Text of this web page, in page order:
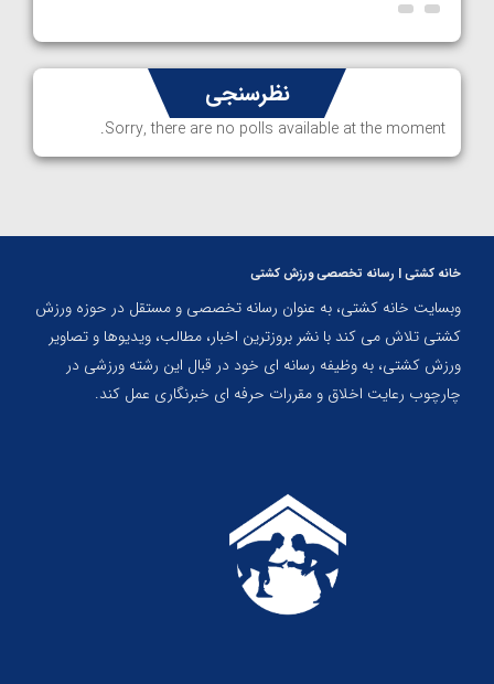
نظرسنجی
Sorry, there are no polls available at the moment.
خانه کشتی | رسانه تخصصی ورزش کشتی
وبسایت خانه کشتی، به عنوان رسانه تخصصی و مستقل در حوزه ورزش
کشتی تلاش می کند با نشر بروزترین اخبار، مطالب، ویدیوها و تصاویر
ورزش کشتی، به وظیفه رسانه ای خود در قبال این رشته ورزشی در
چارچوب رعایت اخلاق و مقررات حرفه ای خبرنگاری عمل کند.